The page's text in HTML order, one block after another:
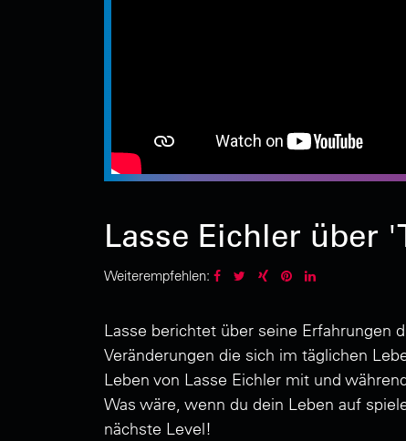
Lasse Eichler über
Weiterempfehlen:
Lasse berichtet über seine Erfahrungen
Veränderungen die sich im täglichen
Leben von Lasse Eichler mit und
Was wäre, wenn du dein Leben auf
nächste Level!